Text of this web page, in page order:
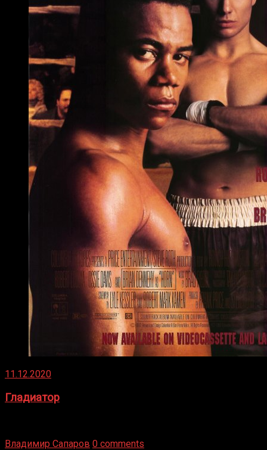
11.12.2020
Гладиатор
Владимир Сапаров 0 comments